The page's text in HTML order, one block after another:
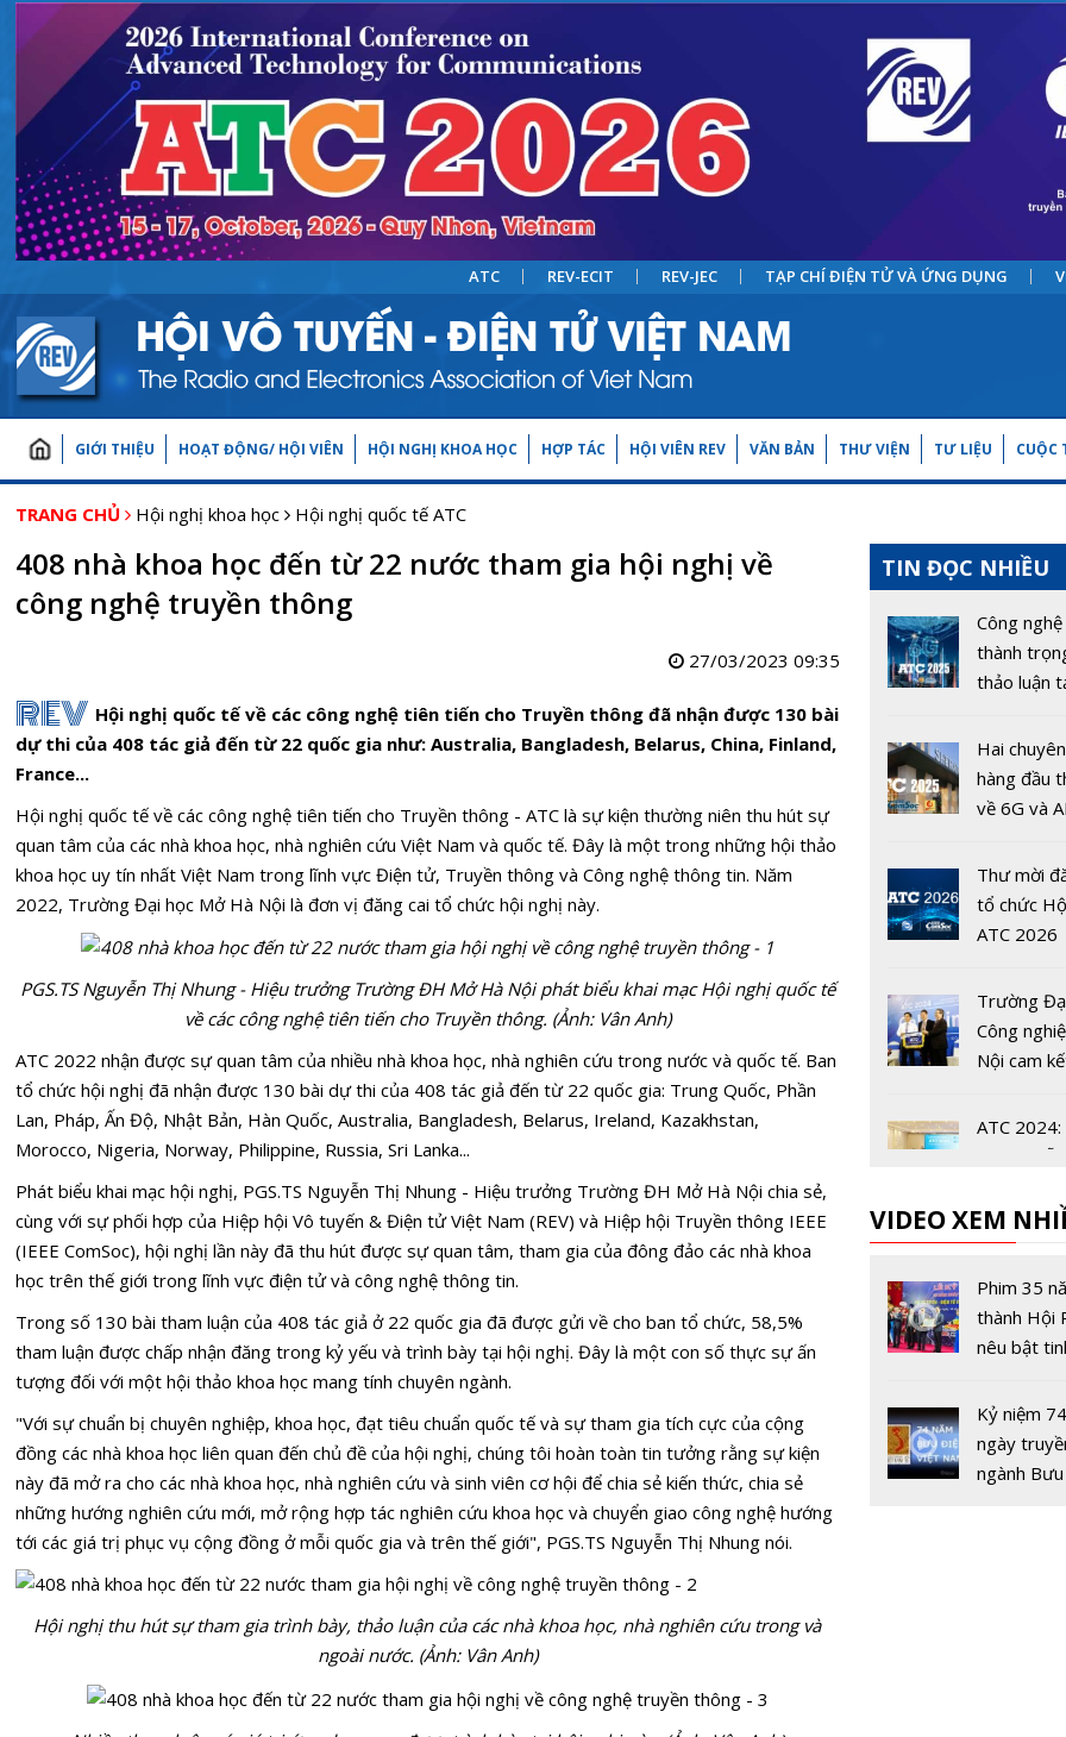
ATC REV-ECIT REV-JEC TẠP CHÍ ĐIỆN TỬ VÀ ỨNG DỤNG
GIỚI THIỆU HOẠT ĐỘNG/ HỘI VIÊN HỘI NGHỊ KHOA HỌC HỢP TÁC HỘI VIÊN REV VĂN BẢN THƯ VIỆN TƯ LIỆU CUỘC
TRANG CHỦ Hội nghị khoa học Hội nghị quốc tế ATC
408 nhà khoa học đến từ 22 nước tham gia hội nghị về
công nghệ truyền thông
27/03/2023 09:35
REV Hội nghị quốc tế về các công nghệ tiên tiến cho Truyền thông đã nhận được 130 bài
dự thi của 408 tác giả đến từ 22 quốc gia như: Australia, Bangladesh, Belarus, China, Finland,
France...
Hội nghị quốc tế về các công nghệ tiên tiến cho Truyền thông - ATC là sự kiện thường niên thu hút sự
quan tâm của các nhà khoa học, nhà nghiên cứu Việt Nam và quốc tế. Đây là một trong những hội thảo
khoa học uy tín nhất Việt Nam trong lĩnh vực Điện tử, Truyền thông và Công nghệ thông tin. Năm
2022, Trường Đại học Mở Hà Nội là đơn vị đăng cai tổ chức hội nghị này.
PGS.TS Nguyễn Thị Nhung - Hiệu trưởng Trường ĐH Mở Hà Nội phát biểu khai mạc Hội nghị quốc tế
về các công nghệ tiên tiến cho Truyền thông. (Ảnh: Vân Anh)
ATC 2022 nhận được sự quan tâm của nhiều nhà khoa học, nhà nghiên cứu trong nước và quốc tế. Ban
tổ chức hội nghị đã nhận được 130 bài dự thi của 408 tác giả đến từ 22 quốc gia: Trung Quốc, Phần
Lan, Pháp, Ấn Độ, Nhật Bản, Hàn Quốc, Australia, Bangladesh, Belarus, Ireland, Kazakhstan,
Morocco, Nigeria, Norway, Philippine, Russia, Sri Lanka...
Phát biểu khai mạc hội nghị, PGS.TS Nguyễn Thị Nhung - Hiệu trưởng Trường ĐH Mở Hà Nội chia sẻ,
cùng với sự phối hợp của Hiệp hội Vô tuyến & Điện tử Việt Nam (REV) và Hiệp hội Truyền thông IEEE
(IEEE ComSoc), hội nghị lần này đã thu hút được sự quan tâm, tham gia của đông đảo các nhà khoa
học trên thế giới trong lĩnh vực điện tử và công nghệ thông tin.
Trong số 130 bài tham luận của 408 tác giả ở 22 quốc gia đã được gửi về cho ban tổ chức, 58,5%
tham luận được chấp nhận đăng trong kỷ yếu và trình bày tại hội nghị. Đây là một con số thực sự ấn
tượng đối với một hội thảo khoa học mang tính chuyên ngành.
"Với sự chuẩn bị chuyên nghiệp, khoa học, đạt tiêu chuẩn quốc tế và sự tham gia tích cực của cộng
đồng các nhà khoa học liên quan đến chủ đề của hội nghị, chúng tôi hoàn toàn tin tưởng rằng sự kiện
này đã mở ra cho các nhà khoa học, nhà nghiên cứu và sinh viên cơ hội để chia sẻ kiến thức, chia sẻ
những hướng nghiên cứu mới, mở rộng hợp tác nghiên cứu khoa học và chuyển giao công nghệ hướng
tới các giá trị phục vụ cộng đồng ở mỗi quốc gia và trên thế giới", PGS.TS Nguyễn Thị Nhung nói.
Hội nghị thu hút sự tham gia trình bày, thảo luận của các nhà khoa học, nhà nghiên cứu trong và
ngoài nước. (Ảnh: Vân Anh)
TIN ĐỌC NHIỀU
Công
thành
thảo luận
2025
Hai
hàng đầu
về 6G và
ATC 2025
Thư mời
tổ chức
ATC 2026
Trường
Công
Nội cam
ATC 2025
ATC 2024:
và bán dẫn
phát triển
cầu
Những tiến
trong
thông
VIDEO XEM
Phim 35
thành Hội
nêu bật
sáng tạo
những
Vô tuyến -
Kỷ niệm
ngày
ngành